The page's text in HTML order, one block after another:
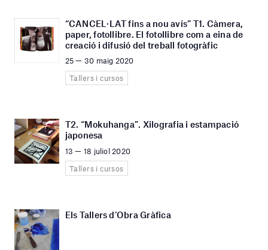
“CANCEL·LAT fins a nou avís” T1. Càmera,
paper, fotollibre. El fotollibre com a eina de
creació i difusió del treball fotogràfic
25 — 30 maig 2020
Tallers i cursos
T2. “Mokuhanga”. Xilografia i estampació
japonesa
13 — 18 juliol 2020
Tallers i cursos
Els Tallers d’Obra Gràfica